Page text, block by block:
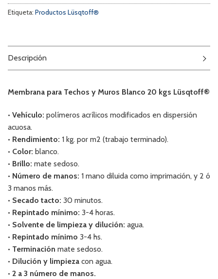
Etiqueta: Productos Lüsqtoff®
Descripción
Membrana para Techos y Muros Blanco 20 kgs Lüsqtoff®
• Vehículo: polímeros acrílicos modificados en dispersión
acuosa.
• Rendimiento: 1 kg. por m2 (trabajo terminado).
• Color: blanco.
• Brillo: mate sedoso.
• Número de manos: 1 mano diluida como imprimación, y 2 ó
3 manos más.
• Secado tacto: 30 minutos.
• Repintado mínimo: 3-4 horas.
• Solvente de limpieza y dilución: agua.
• Repintado mínimo 3-4 hs.
• Terminación mate sedoso.
• Dilución y limpieza con agua.
• 2 a 3 número de manos.